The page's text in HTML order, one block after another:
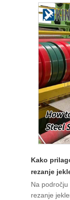
Kako
rezanje
Na
rezanje